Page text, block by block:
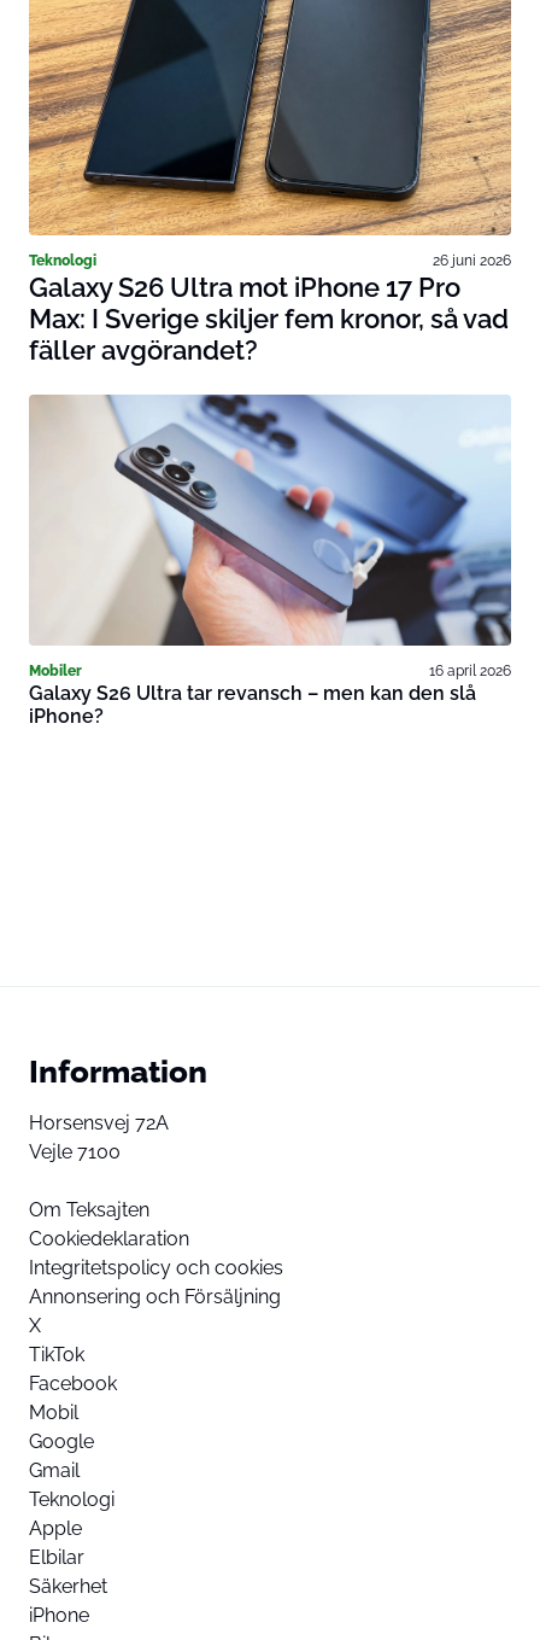
Teknologi 26 juni 2026
Galaxy S26 Ultra mot iPhone 17 Pro
Max: I Sverige skiljer fem kronor, så vad
fäller avgörandet?
Mobiler 16 april 2026
Galaxy S26 Ultra tar revansch – men kan den slå
iPhone?
Information
Horsensvej 72A
Vejle 7100
Om Teksajten
Cookiedeklaration
Integritetspolicy och cookies
Annonsering och Försäljning
X
TikTok
Facebook
Mobil
Google
Gmail
Teknologi
Apple
Elbilar
Säkerhet
iPhone